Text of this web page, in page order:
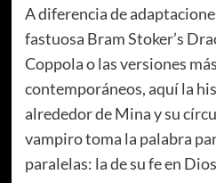
A diferencia de
fastuosa Bram Stoker’s
Coppola o las versiones
contemporáneos, aquí la
alrededor de Mina y su
vampiro toma la palabra
paralelas: la de su fe en